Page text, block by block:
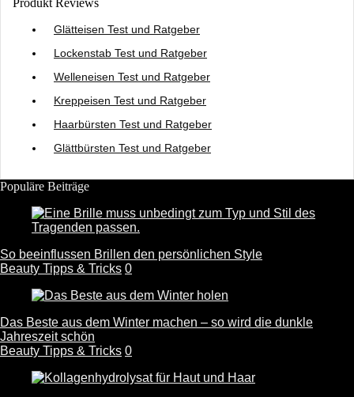
Produkt Reviews
Glätteisen Test und Ratgeber
Lockenstab Test und Ratgeber
Welleneisen Test und Ratgeber
Kreppeisen Test und Ratgeber
Haarbürsten Test und Ratgeber
Glättbürsten Test und Ratgeber
Populäre Beiträge
So beeinflussen Brillen den persönlichen Style
Beauty Tipps & Tricks 0
Das Beste aus dem Winter machen – so wird die dunkle
Jahreszeit schön
Beauty Tipps & Tricks 0